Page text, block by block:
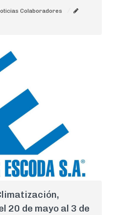
Colaboradores
20 de mayo al 3 de